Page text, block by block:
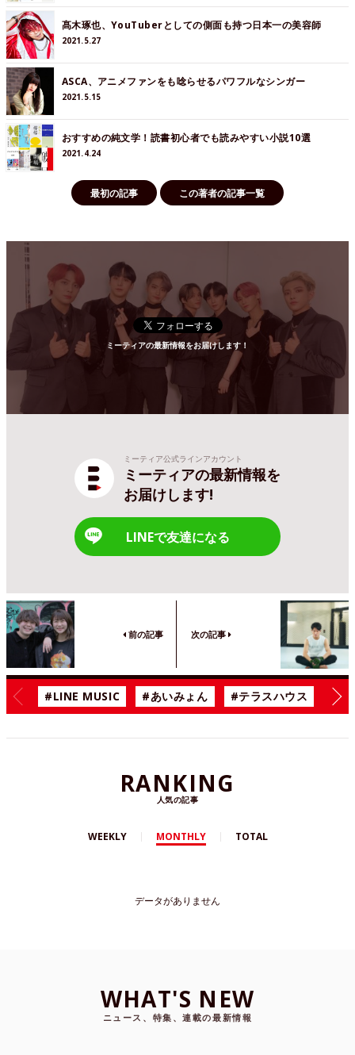
髙木琢也、YouTuberとしての側面も持つ日本一の美容師
2021.5.27
ASCA、アニメファンをも唸らせるパワフルなシンガー
2021.5.15
おすすめの純文学！読書初心者でも読みやすい小説10選
2021.4.24
最初の記事 この著者の記事一覧
ミーティアの最新情報をお届けします！
ミーティア公式ラインアカウント
ミーティアの最新情報を
お届けします!
LINEで友達になる
前の記事 次の記事
#LINE MUSIC #あいみょん #テラスハウス #漫
RANKING
人気の記事
WEEKLY MONTHLY TOTAL
データがありません
WHAT'S NEW
ニュース、特集、連載の最新情報